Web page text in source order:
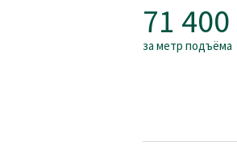
71 400
за метр подъёма